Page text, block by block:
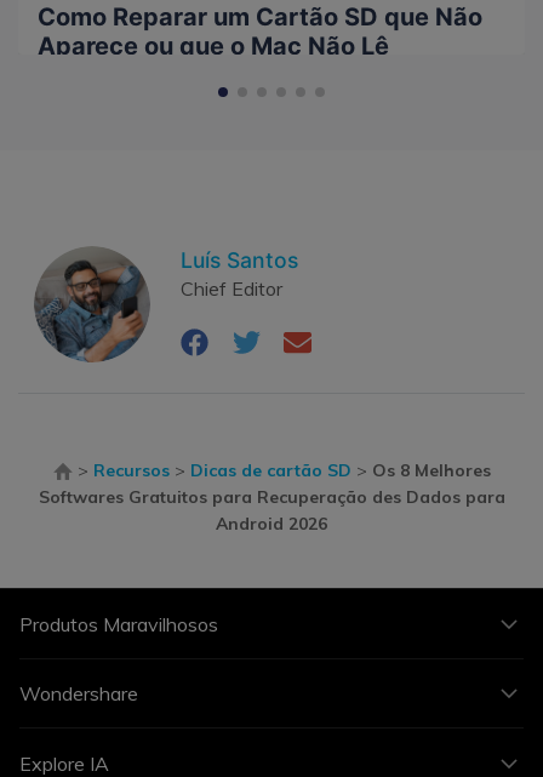
Como Reparar um Cartão SD que Não
Aparece ou que o Mac Não Lê
Luís Santos
Chief Editor
> Recursos> Dicas de cartão SD > Os 8 Melhores
Softwares Gratuitos para Recuperação des Dados para
Android 2026
Produtos Maravilhosos
Wondershare
Explore IA